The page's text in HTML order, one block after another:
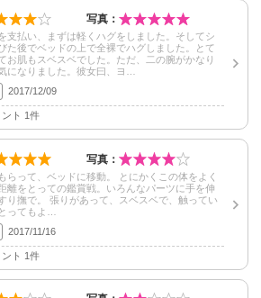
写真：
支払い、まずは軽くハグをしました。そしてシ
た後でベッドの上で全裸でハグしました。とて
お肌もスベスベでした。ただ、二の腕がかなり
になりました。彼女曰、ヨ…
2017/12/09
ント 1件
写真：
ベッドに移動。 とにかくこの体をよく
離をとっての鑑賞戦。いろんなパーツに手を伸
、スベスベで、触ってい
ってもよ…
2017/11/16
ト 1件